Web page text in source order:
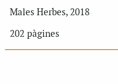
Males Herbes, 2018
202 pàgines